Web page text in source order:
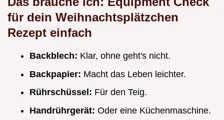
für dein Weihnachtsplätzchen
Rezept einfach
Backblech: Klar, ohne geht's nicht.
Backpapier: Macht das Leben leichter.
Rührschüssel: Für den Teig.
Handrührgerät: Oder eine Küchenmaschine.